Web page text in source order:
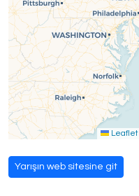
Leaflet
Yarışın web sitesine git